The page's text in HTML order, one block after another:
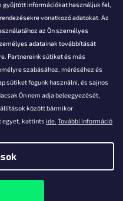
gyűjtött információkat használjuk fel,
vonatkozó adatokat. Az
az Ön személyes
adatainak továbbítását
Partnereink sütiket és más
szabásához, méréséhez és
sütiket fogunk használni, és sajnos
Ön nem adja beleegyezését,
között bármikor
egyet, kattints ide. További információ